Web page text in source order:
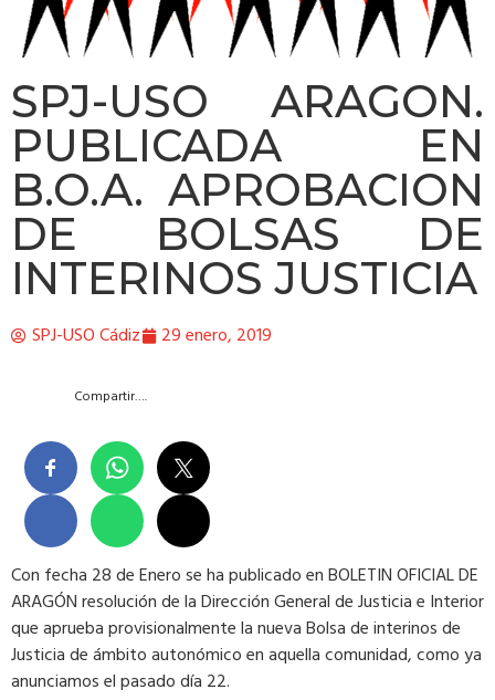
SPJ-USO ARAGON.
PUBLICADA EN
B.O.A. APROBACION
DE BOLSAS DE
INTERINOS JUSTICIA
SPJ-USO Cádiz 29 enero, 2019
Compartir….
Con fecha 28 de Enero se ha publicado en BOLETIN OFICIAL DE
ARAGÓN resolución de la Dirección General de Justicia e Interior
que aprueba provisionalmente la nueva Bolsa de interinos de
Justicia de ámbito autonómico en aquella comunidad, como ya
anunciamos el pasado día 22.